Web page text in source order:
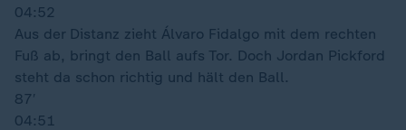
04:52
Aus der Distanz zieht Álvaro Fidalgo mit dem rechten
Fuß ab, bringt den Ball aufs Tor. Doch Jordan Pickford
steht da schon richtig und hält den Ball.
87′
04:51